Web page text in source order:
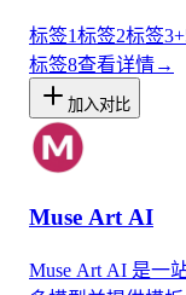
标签1标签2标签3+
标签8查看详情→
加入对比
Muse Art AI
Muse Art AI 是一